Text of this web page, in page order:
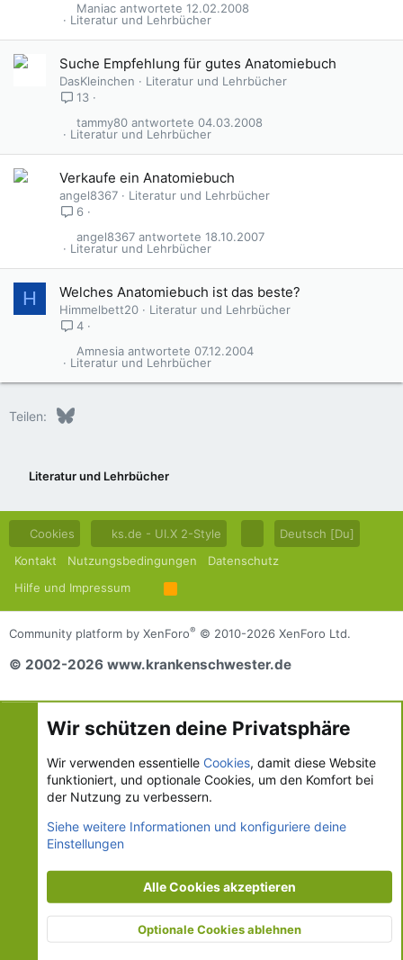
Literatur und Lehrbücher
12.02.2008
Maniac
Suche Empfehlung für gutes Anatomiebuch
DasKleinchen
Literatur und Lehrbücher
13
Literatur und Lehrbücher
04.03.2008
tammy80
Verkaufe ein Anatomiebuch
angel8367
Literatur und Lehrbücher
6
Literatur und Lehrbücher
18.10.2007
angel8367
H Welches Anatomiebuch ist das beste?
Himmelbett20
Literatur und Lehrbücher
4
Literatur und Lehrbücher
07.12.2004
Amnesia
Teilen: Bluesky
Literatur und Lehrbücher
Cookies ks.de - UI.X 2-Style
Deutsch [Du]
Kontakt
Nutzungsbedingungen
Datenschutz
Hilfe und Impressum
R
S
S
Community platform by XenForo® © 2010-2026 XenForo Ltd.
© 2002-2026 www.krankenschwester.de
Wir schützen deine Privatsphäre
Wir verwenden essentielle Cookies, damit diese Website
funktioniert, und optionale Cookies, um den Komfort bei
der Nutzung zu verbessern.
Siehe weitere Informationen und konfiguriere deine
Einstellungen
Alle Cookies akzeptieren
Optionale Cookies ablehnen